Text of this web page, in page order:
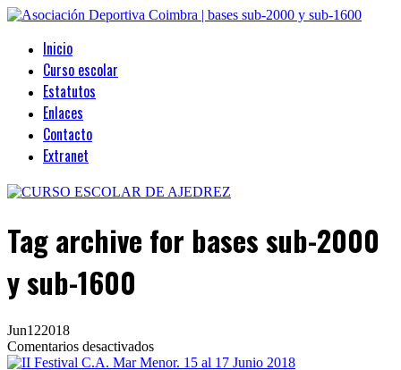
Inicio
Curso escolar
Estatutos
Enlaces
Contacto
Extranet
Tag archive for bases sub-2000
y sub-1600
Jun122018
Comentarios desactivadosen
II